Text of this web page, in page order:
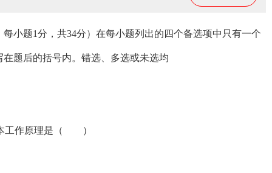
小题1分，共34分）在每小题列出的四个备选项中只有一个
题后的括号内。错选、多选或未选均
本工作原理是（ ）